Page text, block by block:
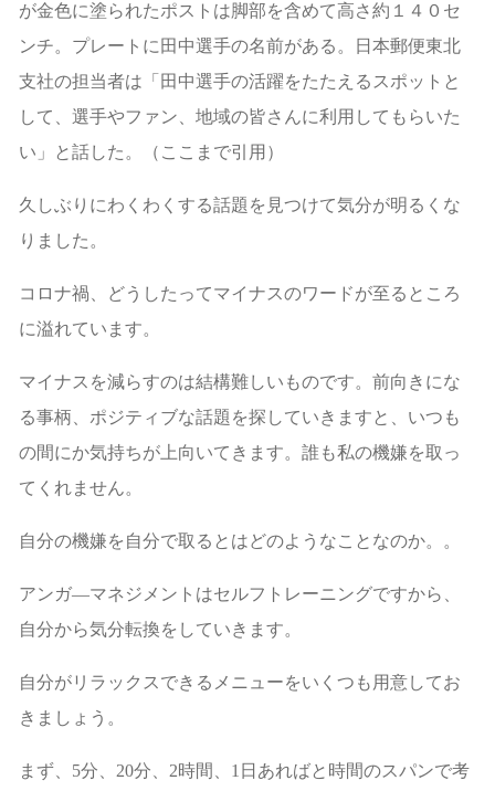
が金色に塗られたポストは脚部を含めて高さ約１４０セ
ンチ。プレートに田中選手の名前がある。
日本郵便東北
支社の担当者は「田中選手の活躍をたたえるスポットと
して、選手やファン、地域の皆さんに利用してもらいた
い」と話した。（ここまで引用）
久しぶりにわくわくする話題を見つけて気分が明るくな
りました。
コロナ禍、どうしたってマイナスのワードが至るところ
に溢れています。
マイナスを減らすのは結構難しいものです。前向きにな
る事柄、ポジティブな話題を探していきますと、いつも
の間にか気持ちが上向いてきます。誰も私の機嫌を取っ
てくれません。
自分の機嫌を自分で取るとはどのようなことなのか。。
アンガ―マネジメントはセルフトレーニングですから、
自分から気分転換をしていきます。
自分がリラックスできるメニューをいくつも用意してお
きましょう。
まず、5分、20分、2時間、1日あればと時間のスパンで考